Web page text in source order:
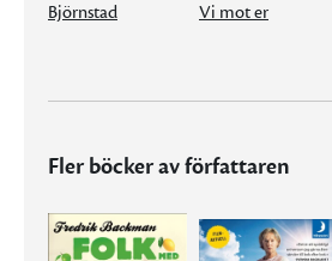
Björnstad Vi mot er
Fler böcker av författaren